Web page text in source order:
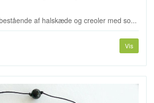
af halskæde og creoler med so...
Vis